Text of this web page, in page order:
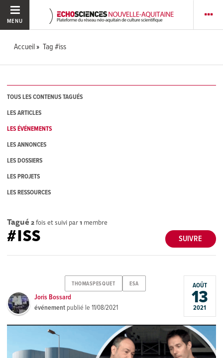
MENU
Accueil Tag #iss
TOUS LES CONTENUS TAGUÉS
LES ARTICLES
LES ÉVÉNEMENTS
LES ANNONCES
LES DOSSIERS
LES PROJETS
LES RESSOURCES
Tagué 2fois et suivi par1 membre
SUIVRE
#ISS
THOMASPESQUET ESA
Joris Bossard
événement publié le11/08/2021
AOÛT
13
2021